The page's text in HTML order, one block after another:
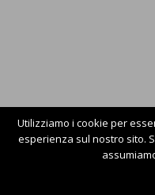
Utilizziamo i cookie per
esperienza sul nostro sito.